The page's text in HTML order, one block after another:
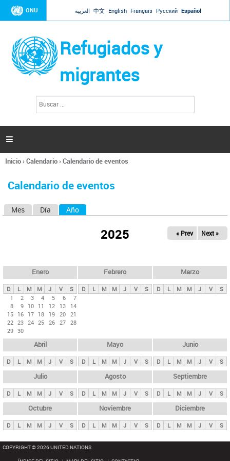
Jump to navigation
ONU العربية 中文 English Français Русский Español
Refugiados y
migrantes
l
d
s

Se
usted
Inicio›Calendario›Calendario de eventos
Calendario de eventos
s
p
n
i
p
a
l
s
Mes Día Año
2025 « Prev Next »
Enero
D L M M J V
S
1
2 3 4 5 6
7
8
9 10 11 12 13
14
15 16 17 18 19 20 21
22 23 24 25 26 27 28
29 30
Febrero
D L M M J V S
Marzo
D L M M J V S
Abril
D L M M J V S
Mayo
D L M M J V S
Junio
D L M M J V S
Julio
D L M M J V S
Agosto
D L M M J V S
Septiembre
D L M M J V S
Octubre
D L M M J V S
Noviembre
D L M M J V S
Diciembre
D L M M J V S
COPYRIGHT © 2026 UNITED NATIONS